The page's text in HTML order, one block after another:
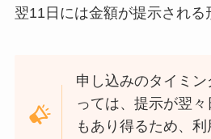
翌11日には金額が提示される
申し込みのタイミン
っては、提示が翌
もあり得るため、